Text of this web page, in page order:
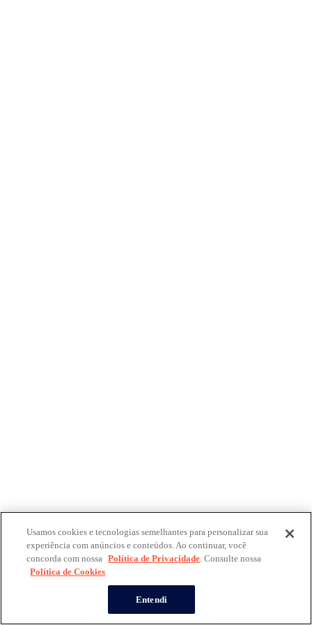
Usamos cookies e tecnologias semelhantes para personalizar sua
experiência com anúncios e conteúdos. Ao continuar, você
concorda com nossa Política de Privacidade. Consulte nossa
Política de Cookies
Entendi